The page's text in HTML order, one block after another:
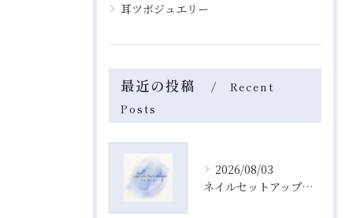
耳ツボジュエリー
最近の投稿
Recent
Posts
2026/08/03
ネイルセットアップでVRChatアバターに自然なネイルを素早く導入するコツ